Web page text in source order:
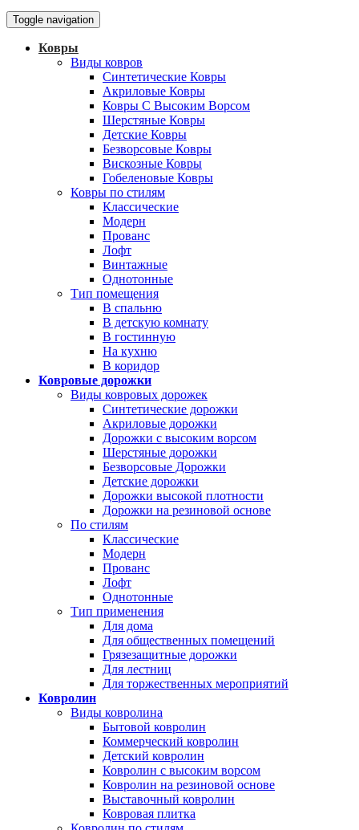
Toggle navigation
Ковры
Виды ковров
Синтетические Ковры
Акриловые Ковры
Ковры С Высоким Ворсом
Шерстяные Ковры
Детские Ковры
Безворсовые Ковры
Вискозные Ковры
Гобеленовые Ковры
Ковры по стилям
Классические
Модерн
Прованс
Лофт
Винтажные
Однотонные
Тип помещения
В спальню
В детскую комнату
В гостинную
На кухню
В коридор
Ковровые дорожки
Виды ковровых дорожек
Синтетические дорожки
Акриловые дорожки
Дорожки с высоким ворсом
Шерстяные дорожки
Безворсовые Дорожки
Детские дорожки
Дорожки высокой плотности
Дорожки на резиновой основе
По стилям
Классические
Модерн
Прованс
Лофт
Однотонные
Тип применения
Для дома
Для общественных помещений
Грязезащитные дорожки
Для лестниц
Для торжественных мероприятий
Ковролин
Виды ковролина
Бытовой ковролин
Коммерческий ковролин
Детский ковролин
Ковролин с высоким ворсом
Ковролин на резиновой основе
Выставочный ковролин
Ковровая плитка